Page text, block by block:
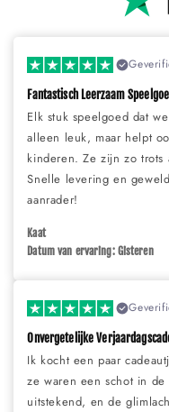
Fantastisch Leerzaam
Elk stuk speelgoed dat
alleen leuk, maar helpt
kinderen. Ze zijn zo trots
Snelle levering en
aanrader!
Kaat
Datum van ervaring: Gisteren
Onvergetelijke
Ik kocht een paar
ze waren een schot in
uitstekend, en de